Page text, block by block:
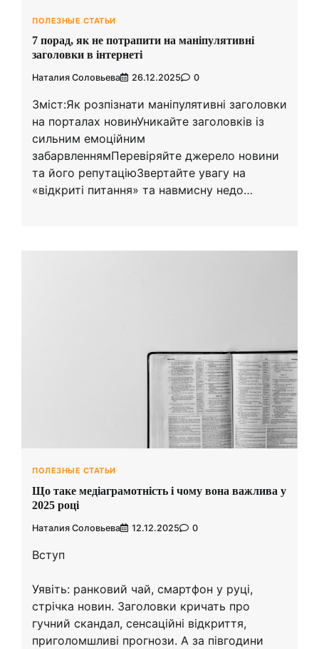
ПОЛЕЗНЫЕ СТАТЬИ
7 порад, як не потрапити на маніпулятивні
заголовки в інтернеті
Наталия Соловьева 26.12.2025 0
Зміст:Як розпізнати маніпулятивні заголовки
на порталах новинУникайте заголовків із
сильним емоційним
забарвленнямПеревіряйте джерело новини
та його репутаціюЗвертайте увагу на
«відкриті питання» та навмисну недо…
ПОЛЕЗНЫЕ СТАТЬИ
Що таке медіаграмотність і чому вона важлива у
2025 році
Наталия Соловьева 12.12.2025 0
Вступ
Уявіть: ранковий чай, смартфон у руці,
стрічка новин. Заголовки кричать про
гучний скандал, сенсаційні відкриття,
приголомшливі прогнози. А за півгодини